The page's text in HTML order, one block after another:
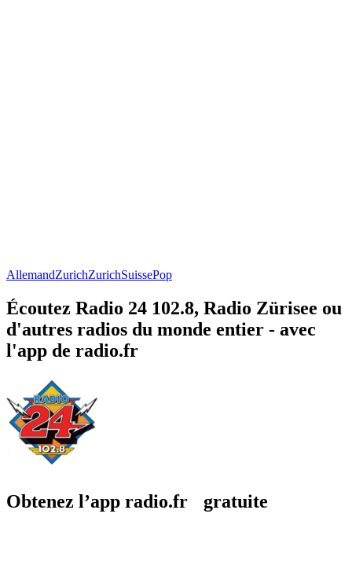
AllemandZurichZurichSuissePop
Écoutez Radio 24 102.8, Radio Zürisee ou
d'autres radios du monde entier - avec
l'app de radio.fr
Obtenez l’app radio.fr gratuite